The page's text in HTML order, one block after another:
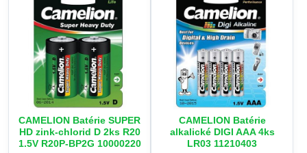
CAMELION Batérie SUPER
HD zink-chlorid D 2ks R20
1.5V R20P-BP2G 10000220
CAMELION Batérie
alkalické DIGI AAA 4ks
LR03 11210403